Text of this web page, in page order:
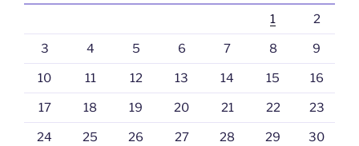
1 2
3 4 5 6 7 8 9
10 11 12 13 14 15 16
17 18 19 20 21 22 23
24 25 26 27 28 29 30